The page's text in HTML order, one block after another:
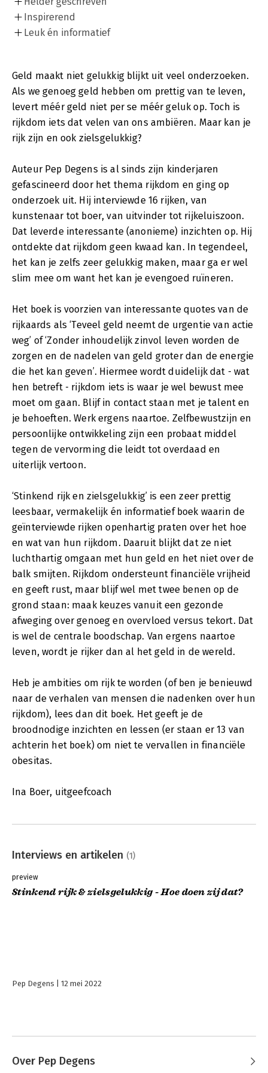
Inspirerend
Leuk én informatief
Geld maakt niet gelukkig blijkt uit veel onderzoeken.
Als we genoeg geld hebben om prettig van te leven,
levert méér geld niet per se méér geluk op. Toch is
rijkdom iets dat velen van ons ambiëren. Maar kan je
rijk zijn en ook zielsgelukkig?
Auteur Pep Degens is al sinds zijn kinderjaren
gefascineerd door het thema rijkdom en ging op
onderzoek uit. Hij interviewde 16 rijken, van
kunstenaar tot boer, van uitvinder tot rijkeluiszoon.
Dat leverde interessante (anonieme) inzichten op. Hij
ontdekte dat rijkdom geen kwaad kan. In tegendeel,
het kan je zelfs zeer gelukkig maken, maar ga er wel
slim mee om want het kan je evengoed ruïneren.
Het boek is voorzien van interessante quotes van de
rijkaards als ‘Teveel geld neemt de urgentie van actie
weg’ of ‘Zonder inhoudelijk zinvol leven worden de
zorgen en de nadelen van geld groter dan de energie
die het kan geven’. Hiermee wordt duidelijk dat - wat
hen betreft - rijkdom iets is waar je wel bewust mee
moet om gaan. Blijf in contact staan met je talent en
je behoeften. Werk ergens naartoe. Zelfbewustzijn en
persoonlijke ontwikkeling zijn een probaat middel
tegen de vervorming die leidt tot overdaad en
uiterlijk vertoon.
‘Stinkend rijk en zielsgelukkig’ is een zeer prettig
leesbaar, vermakelijk én informatief boek waarin de
geïnterviewde rijken openhartig praten over het hoe
en wat van hun rijkdom. Daaruit blijkt dat ze niet
luchthartig omgaan met hun geld en het niet over de
balk smijten. Rijkdom ondersteunt financiële vrijheid
en geeft rust, maar blijf wel met twee benen op de
grond staan: maak keuzes vanuit een gezonde
afweging over genoeg en overvloed versus tekort. Dat
is wel de centrale boodschap. Van ergens naartoe
leven, wordt je rijker dan al het geld in de wereld.
Heb je ambities om rijk te worden (of ben je benieuwd
naar de verhalen van mensen die nadenken over hun
rijkdom), lees dan dit boek. Het geeft je de
broodnodige inzichten en lessen (er staan er 13 van
achterin het boek) om niet te vervallen in financiële
obesitas.
Ina Boer, uitgeefcoach
Interviews en artikelen (1)
preview
Stinkend rijk & zielsgelukkig - Hoe doen zij dat?
Pep Degens 12 mei 2022
Over Pep Degens